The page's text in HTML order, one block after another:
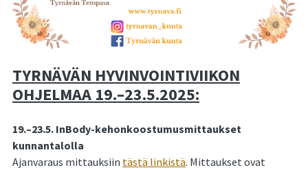
TYRNÄVÄN HYVINVOINTIVIIKON
OHJELMAA 19.–23.5.2025:
19.–23.5. InBody-kehonkoostumusmittaukset
kunnantalolla
Ajanvaraus mittauksiin tästä linkistä. Mittaukset ovat